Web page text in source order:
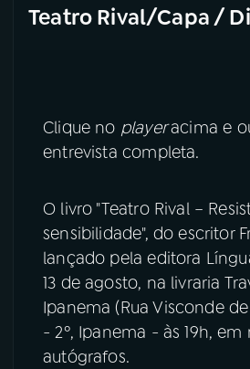
Teatro Rival/Capa /
Clique no playeracima e
entrevista completa.
O livro "Teatro Rival –
sensibilidade", do escritor
lançado pela editora
13 de agosto, na livraria
Ipanema (Rua Visconde
- 2º, Ipanema - às 19h,
autógrafos.